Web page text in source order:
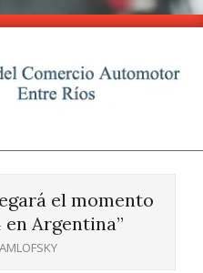
el momento
Argentina”